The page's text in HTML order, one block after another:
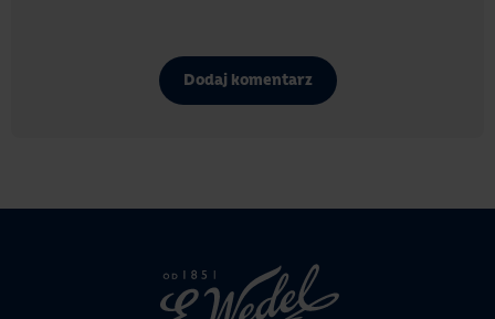
Dodaj komentarz
Strona
głowna